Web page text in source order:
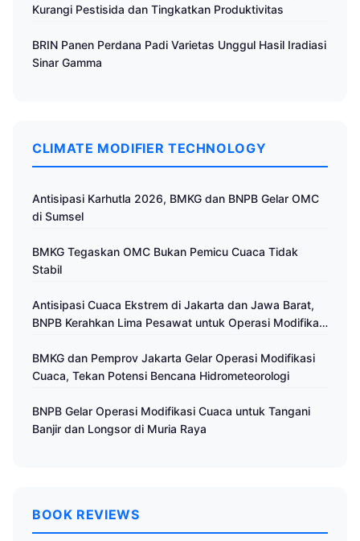
Kurangi Pestisida dan Tingkatkan Produktivitas
BRIN Panen Perdana Padi Varietas Unggul Hasil Iradiasi
Sinar Gamma
CLIMATE MODIFIER TECHNOLOGY
Antisipasi Karhutla 2026, BMKG dan BNPB Gelar OMC
di Sumsel
BMKG Tegaskan OMC Bukan Pemicu Cuaca Tidak
Stabil
Antisipasi Cuaca Ekstrem di Jakarta dan Jawa Barat,
BNPB Kerahkan Lima Pesawat untuk Operasi Modifikasi
BMKG dan Pemprov Jakarta Gelar Operasi Modifikasi
Cuaca, Tekan Potensi Bencana Hidrometeorologi
BNPB Gelar Operasi Modifikasi Cuaca untuk Tangani
Banjir dan Longsor di Muria Raya
BOOK REVIEWS